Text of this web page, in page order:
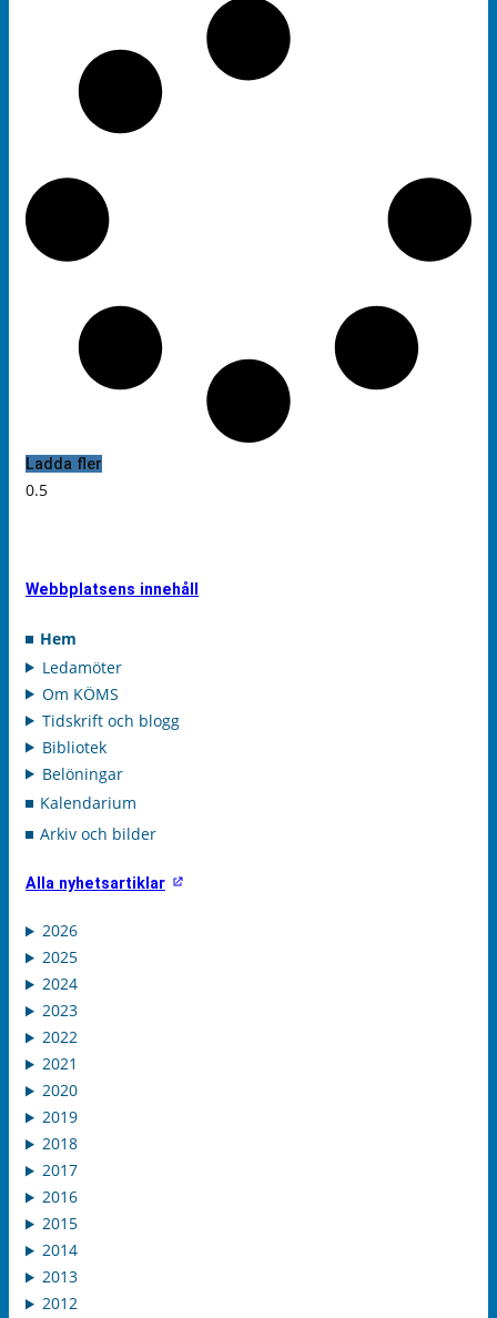
Ladda fler
Webbplatsens innehåll
Hem
Ledamöter
Om KÖMS
Tidskrift och blogg
Bibliotek
Belöningar
Kalendarium
Arkiv och bilder
Alla nyhetsartiklar
2026
2025
2024
2023
2022
2021
2020
2019
2018
2017
2016
2015
2014
2013
2012